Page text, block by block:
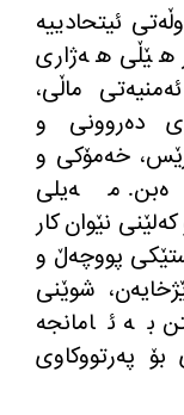
ئیتحادییه‌
هێڵی هه‌ژاری
ماڵی،
ده‌روونی و
خه‌مۆكی و
مه‌یلی
نێوان كار
پووچه‌ڵ و
شوێنی
به‌ ئامانجه‌
بۆ په‌رتووكاوی